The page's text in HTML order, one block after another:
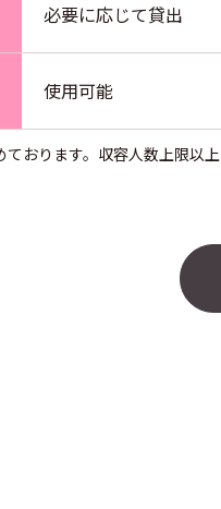
必要に応じて貸出
使用可能
おります。収容人数上限以